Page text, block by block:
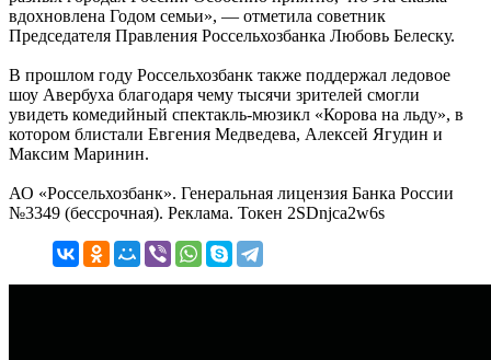
вдохновлена Годом семьи», — отметила советник
Председателя Правления Россельхозбанка Любовь Белеску.
В прошлом году Россельхозбанк также поддержал ледовое
шоу Авербуха благодаря чему тысячи зрителей смогли
увидеть комедийный спектакль-мюзикл «Корова на льду», в
котором блистали Евгения Медведева, Алексей Ягудин и
Максим Маринин.
АО «Россельхозбанк». Генеральная лицензия Банка России
№3349 (бессрочная). Реклама. Токен 2SDnjca2w6s